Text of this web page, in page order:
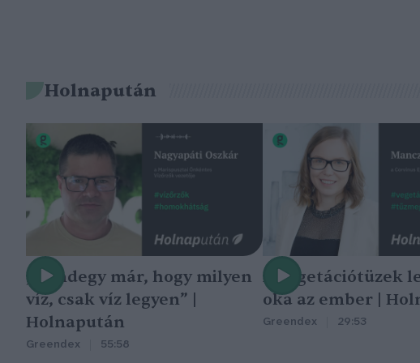
Holnapután
„Mindegy már, hogy milyen
víz, csak víz legyen” |
Holnapután
Greendex 55:58
A vegetációtüzek
oka az ember |
Greendex 29:53